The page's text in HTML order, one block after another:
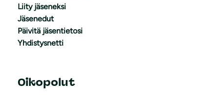
Liity jäseneksi
Jäsenedut
Päivitä jäsentietosi
Yhdistysnetti
Oikopolut